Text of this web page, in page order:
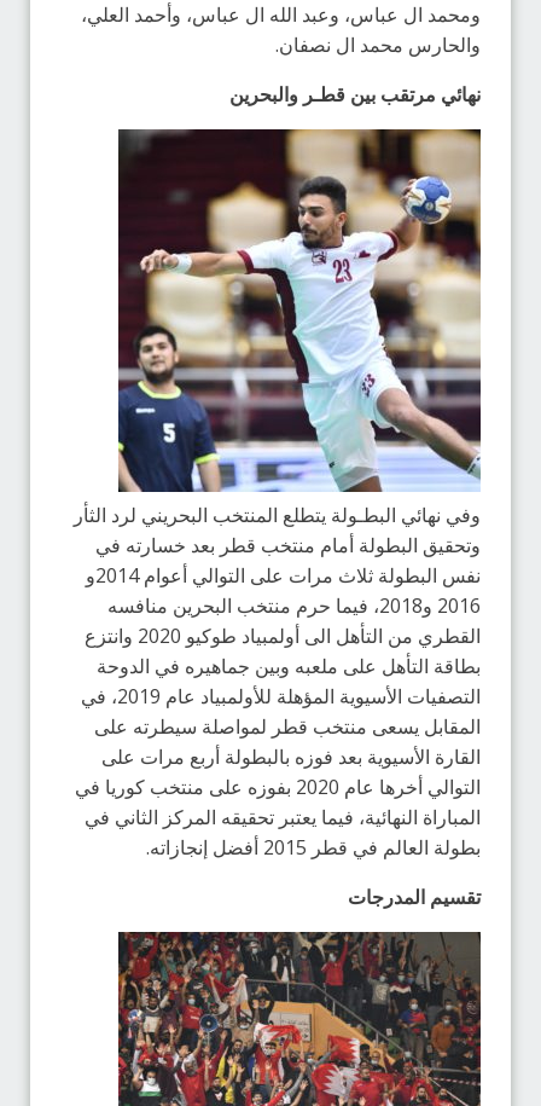
ومحمد ال عباس، وعبد الله ال عباس، وأحمد العلي،
والحارس محمد ال نصفان.
نهائي مرتقب بين قطـر والبحرين
وفي نهائي البطـولة يتطلع المنتخب البحريني لرد الثأر
وتحقيق البطولة أمام منتخب قطر بعد خسارته في
نفس البطولة ثلاث مرات على التوالي أعوام 2014و
2016 و2018، فيما حرم منتخب البحرين منافسه
القطري من التأهل الى أولمبياد طوكيو 2020 وانتزع
بطاقة التأهل على ملعبه وبين جماهيره في الدوحة
التصفيات الأسيوية المؤهلة للأولمبياد عام 2019، في
المقابل يسعى منتخب قطر لمواصلة سيطرته على
القارة الأسيوية بعد فوزه بالبطولة أربع مرات على
التوالي أخرها عام 2020 بفوزه على منتخب كوريا في
المباراة النهائية، فيما يعتبر تحقيقه المركز الثاني في
بطولة العالم في قطر 2015 أفضل إنجازاته.
تقسيم المدرجات